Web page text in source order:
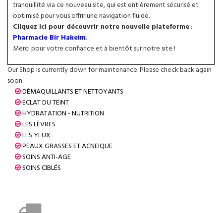
tranquillité via ce nouveau site, qui est entièrement sécurisé et
optimisé pour vous offrir une navigation fluide.
Cliquez ici pour découvrir notre nouvelle plateforme:
Pharmacie Bir Hakeim.
Merci pour votre confiance et à bientôt sur notre site !
Our Shop is currently down for maintenance. Please check back again
soon.
DÉMAQUILLANTS ET NETTOYANTS
ECLAT DU TEINT
HYDRATATION - NUTRITION
LES LÈVRES
LES YEUX
PEAUX GRASSES ET ACNEIQUE
SOINS ANTI-AGE
SOINS CIBLÉS